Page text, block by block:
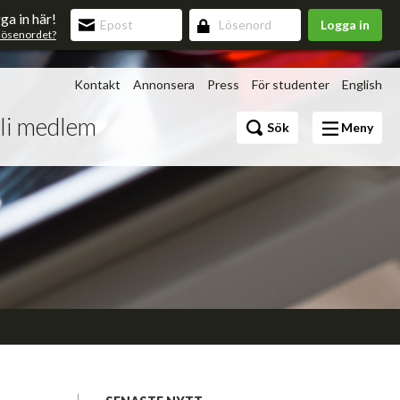
in här! Logga in
Kontakt Annonsera Press För studenter English
medlem Sök Meny
3.0
Förmåner